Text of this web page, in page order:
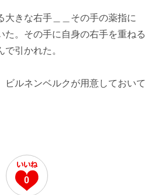
きな右手＿＿その手の薬指に
た。その手に自身の右手を重ねる
引かれた。
ルネンベルクが用意しておいて
0